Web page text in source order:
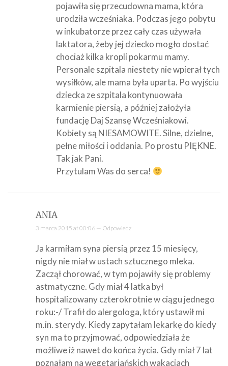
pojawiła się przecudowna mama, która
urodziła wcześniaka. Podczas jego pobytu
w inkubatorze przez cały czas używała
laktatora, żeby jej dziecko mogło dostać
chociaż kilka kropli pokarmu mamy.
Personale szpitala niestety nie wpierał tych
wysiłków, ale mama była uparta. Po wyjściu
dziecka ze szpitala kontynuowała
karmienie piersią, a później założyła
fundację Daj Szansę Wcześniakowi.
Kobiety są NIESAMOWITE. Silne, dzielne,
pełne miłości i oddania. Po prostu PIĘKNE.
Tak jak Pani.
Przytulam Was do serca!
ANIA
3 marca 2015 at 00:06 — Odpowiedz
Ja karmiłam syna piersią przez 15 miesięcy,
nigdy nie miał w ustach sztucznego mleka.
Zaczął chorować, w tym pojawiły się problemy
astmatyczne. Gdy miał 4 latka był
hospitalizowany czterokrotnie w ciągu jednego
roku:-/ Trafił do alergologa, który ustawił mi
m.in. sterydy. Kiedy zapytałam lekarkę do kiedy
syn ma to przyjmować, odpowiedziała że
możliwe iż nawet do końca życia. Gdy miał 7 lat
poznałam na wegetariańskich wakacjach